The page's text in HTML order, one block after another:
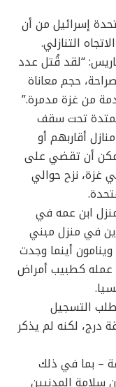
إسرائيل من أن
التنازلي.
“لقد قُتل عدد
حجم معاناة
من غزة مدمرة.”
تحت سقف
أقاربهم أو
أن تقضي على
شخص في غزة، نزح حوالي
ابن عمه في
شخصًا محشورين في منزل مبني
أينما وجدت
عمله كطبيب أمراض
طلب التسجيل
درج، لكنه لم يذكر
– بما في ذلك